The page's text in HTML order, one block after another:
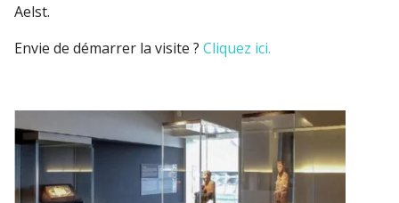
Aelst.
Envie de démarrer la visite ? Cliquez ici.